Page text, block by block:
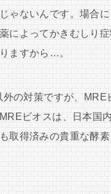
ゃないんです。場合
によってかきむしり
ますから…。
の対策ですが、MRE
ビオスは、日本国
取得済みの貴重な酵素